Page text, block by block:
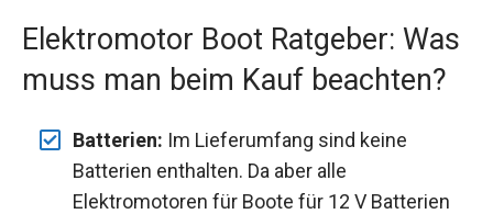
Elektromotor Boot Ratgeber: Was
muss man beim Kauf beachten?
Batterien: Im Lieferumfang sind keine
Batterien enthalten. Da aber alle
Elektromotoren für Boote für 12 V Batterien